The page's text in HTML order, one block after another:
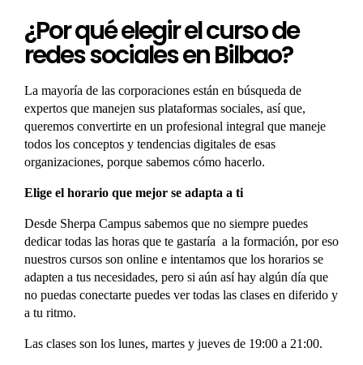
¿Por qué elegir el curso de
redes sociales en Bilbao?
La mayoría de las corporaciones están en búsqueda de
expertos que manejen sus plataformas sociales, así que,
queremos convertirte en un profesional integral que maneje
todos los conceptos y tendencias digitales de esas
organizaciones, porque sabemos cómo hacerlo.
Elige el horario que mejor se adapta a ti
Desde Sherpa Campus sabemos que no siempre puedes
dedicar todas las horas que te gastaría a la formación, por eso
nuestros cursos son online e intentamos que los horarios se
adapten a tus necesidades, pero si aún así hay algún día que
no puedas conectarte puedes ver todas las clases en diferido y
a tu ritmo.
Las clases son los lunes, martes y jueves de 19:00 a 21:00.